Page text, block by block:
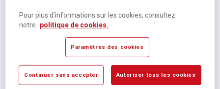
Pour plus d’informations sur les cookies, consultez
notre
politique de cookies.
Paramètres des cookies
Continuer sans accepter Autoriser tous les cookies